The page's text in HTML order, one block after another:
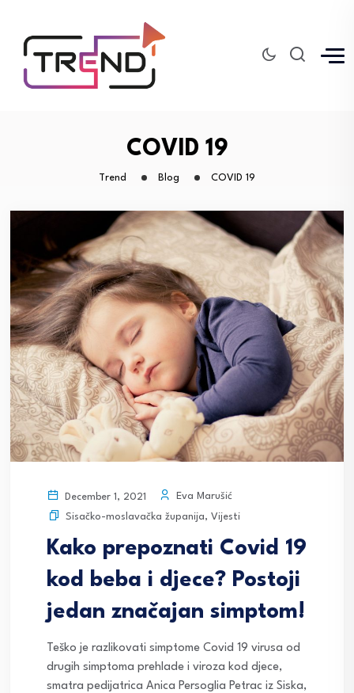
COVID 19
Trend Blog COVID 19
December 1, 2021
Eva Marušić
Sisačko-moslavačka županija, Vijesti
Kako prepoznati Covid 19
kod beba i djece? Postoji
jedan značajan simptom!
Teško je razlikovati simptome Covid 19 virusa od
drugih simptoma prehlade i viroza kod djece,
smatra pedijatrica Anica Persoglia Petrac iz Siska,